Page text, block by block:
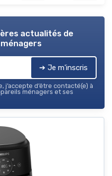
actualités de
➔ Je m'inscris
j’accepte d’être contacté(e) à
ménagers et ses